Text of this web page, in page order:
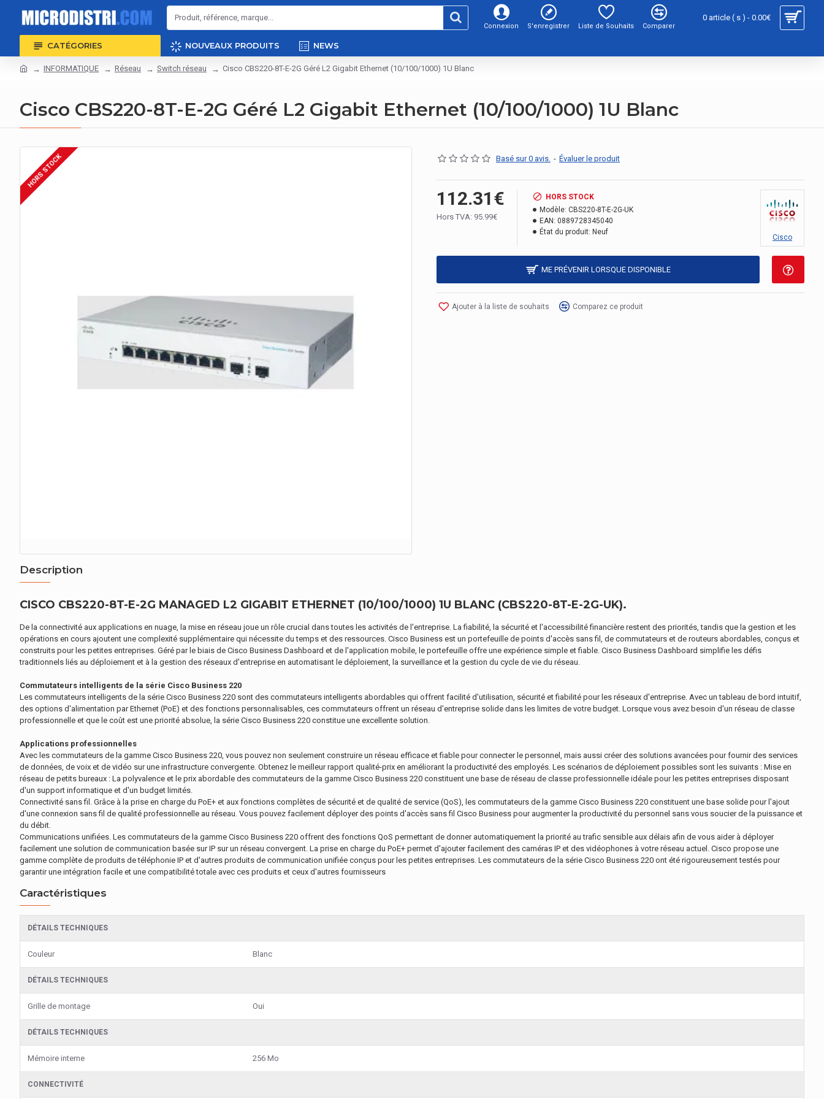
Connexion S'enregistrer Liste de Souhaits Comparer
0 article ( s ) - 0.00€
CATÉGORIES NOUVEAUX PRODUITS NEWS
INFORMATIQUE Réseau Switch réseau Cisco CBS220-8T-E-2G Géré L2 Gigabit Ethernet (10/100/1000) 1U Blanc
Cisco CBS220-8T-E-2G Géré L2 Gigabit Ethernet (10/100/1000) 1U Blanc
HORS STOCK Basé sur 0 avis. - Évaluer le produit
112.31€
Hors TVA: 95.99€
HORS STOCK
Modèle: CBS220-8T-E-2G-UK
EAN: 0889728345040
État du produit: Neuf
Cisco
ME PRÉVENIR LORSQUE DISPONIBLE
Ajouter à la liste de souhaits Comparez ce produit
Description
CISCO CBS220-8T-E-2G MANAGED L2 GIGABIT ETHERNET (10/100/1000) 1U BLANC (CBS220-8T-E-2G-UK).
De la connectivité aux applications en nuage, la mise en réseau joue un rôle crucial dans toutes les activités de l'entreprise. La fiabilité, la sécurité et l'accessibilité financière restent des priorités, tandis que la gestion et les
opérations en cours ajoutent une complexité supplémentaire qui nécessite du temps et des ressources. Cisco Business est un portefeuille de points d'accès sans fil, de commutateurs et de routeurs abordables, conçus et
construits pour les petites entreprises. Géré par le biais de Cisco Business Dashboard et de l'application mobile, le portefeuille offre une expérience simple et fiable. Cisco Business Dashboard simplifie les défis
traditionnels liés au déploiement et à la gestion des réseaux d'entreprise en automatisant le déploiement, la surveillance et la gestion du cycle de vie du réseau.
Commutateurs intelligents de la série Cisco Business 220
Les commutateurs intelligents de la série Cisco Business 220 sont des commutateurs intelligents abordables qui offrent facilité d'utilisation, sécurité et fiabilité pour les réseaux d'entreprise. Avec un tableau de bord intuitif,
des options d'alimentation par Ethernet (PoE) et des fonctions personnalisables, ces commutateurs offrent un réseau d'entreprise solide dans les limites de votre budget. Lorsque vous avez besoin d'un réseau de classe
professionnelle et que le coût est une priorité absolue, la série Cisco Business 220 constitue une excellente solution.
Applications professionnelles
Avec les commutateurs de la gamme Cisco Business 220, vous pouvez non seulement construire un réseau efficace et fiable pour connecter le personnel, mais aussi créer des solutions avancées pour fournir des services
de données, de voix et de vidéo sur une infrastructure convergente. Obtenez le meilleur rapport qualité-prix en améliorant la productivité des employés. Les scénarios de déploiement possibles sont les suivants : Mise en
réseau de petits bureaux : La polyvalence et le prix abordable des commutateurs de la gamme Cisco Business 220 constituent une base de réseau de classe professionnelle idéale pour les petites entreprises disposant
d'un support informatique et d'un budget limités.
Connectivité sans fil. Grâce à la prise en charge du PoE+ et aux fonctions complètes de sécurité et de qualité de service (QoS), les commutateurs de la gamme Cisco Business 220 constituent une base solide pour l'ajout
d'une connexion sans fil de qualité professionnelle au réseau. Vous pouvez facilement déployer des points d'accès sans fil Cisco Business pour augmenter la productivité du personnel sans vous soucier de la puissance et
du débit.
Communications unifiées. Les commutateurs de la gamme Cisco Business 220 offrent des fonctions QoS permettant de donner automatiquement la priorité au trafic sensible aux délais afin de vous aider à déployer
facilement une solution de communication basée sur IP sur un réseau convergent. La prise en charge du PoE+ permet d'ajouter facilement des caméras IP et des vidéophones à votre réseau actuel. Cisco propose une
gamme complète de produits de téléphonie IP et d'autres produits de communication unifiée conçus pour les petites entreprises. Les commutateurs de la série Cisco Business 220 ont été rigoureusement testés pour
garantir une intégration facile et une compatibilité totale avec ces produits et ceux d'autres fournisseurs
Caractéristiques
DÉTAILS TECHNIQUES
Couleur Blanc
DÉTAILS TECHNIQUES
Grille de montage Oui
DÉTAILS TECHNIQUES
Mémoire interne 256 Mo
CONNECTIVITÉ